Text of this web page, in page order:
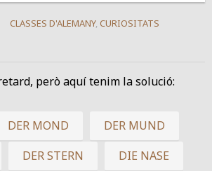
CLASSES D'ALEMANY, CURIOSITATS
però aquí tenim la solució:
DER MOND
DER MUND
DER STERN
DIE NASE